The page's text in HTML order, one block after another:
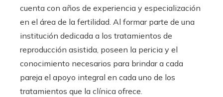
cuenta con años de experiencia y especialización
en el área de la fertilidad. Al formar parte de una
institución dedicada a los tratamientos de
reproducción asistida, poseen la pericia y el
conocimiento necesarios para brindar a cada
pareja el apoyo integral en cada uno de los
tratamientos que la clínica ofrece.